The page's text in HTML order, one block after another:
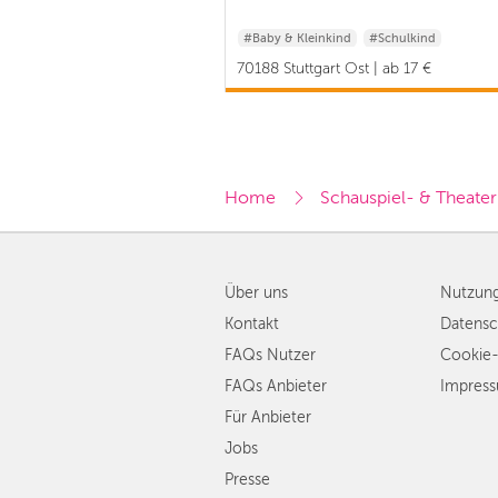
#Baby & Kleinkind #Schulkind
70188 Stuttgart Ost | ab 17 €
Home Schauspiel- &
Über uns
Kontakt
FAQs Nutzer
FAQs Anbieter
Für Anbieter
Jobs
Presse